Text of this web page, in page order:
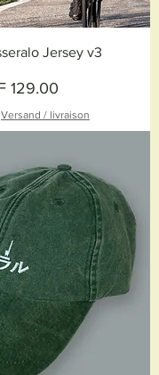
Jersey v3
129.00
Versand / livraison